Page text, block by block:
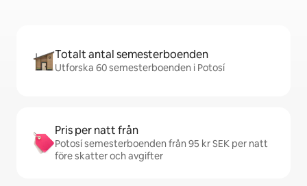
Totalt antal semesterboenden
Utforska 60 semesterboenden i Potosí
Pris per natt från
Potosí semesterboenden från 95 kr SEK per natt
före skatter och avgifter